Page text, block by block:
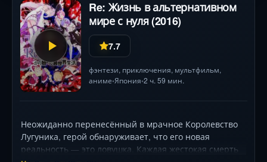
Re: Жизнь в альтернативном
мире с нуля (2016)
7.7
фэнтези, приключения, мультфильм,
аниме•Япония•2 ч. 59 мин.
Неожиданно перенесённый в мрачное Королевство
Лугуника, герой обнаруживает, что его новая
реальность — это ловушка. Каждая жестокая смерть